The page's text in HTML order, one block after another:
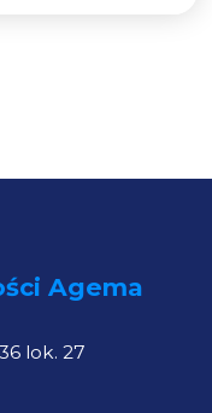
Agema
lok. 27